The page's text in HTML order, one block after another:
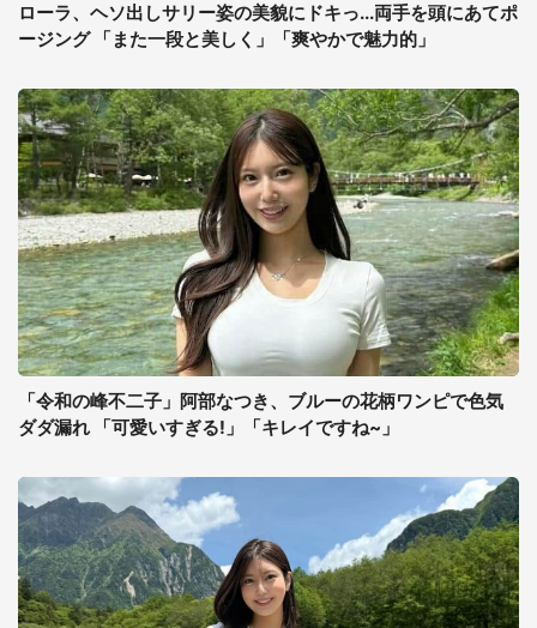
ローラ、ヘソ出しサリー姿の美貌にドキっ...両手を頭にあてポ
ージング 「また一段と美しく」「爽やかで魅力的」
「令和の峰不二子」阿部なつき、ブルーの花柄ワンピで色気
ダダ漏れ 「可愛いすぎる!」「キレイですね~」